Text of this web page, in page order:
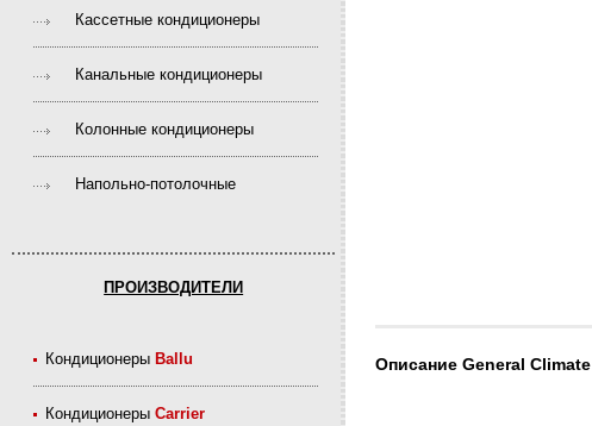
Кассетные кондиционеры
Канальные кондиционеры
Колонные кондиционеры
Напольно-потолочные
ПРОИЗВОДИТЕЛИ
Кондиционеры Ballu
КондиционерыCarrier
Описание General Climate